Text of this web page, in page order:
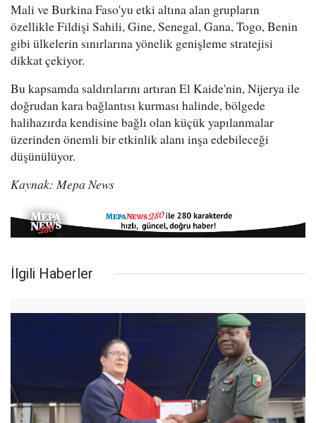
Mali ve Burkina Faso'yu etki altına alan grupların
özellikle Fildişi Sahili, Gine, Senegal, Gana, Togo, Benin
gibi ülkelerin sınırlarına yönelik genişleme stratejisi
dikkat çekiyor.
Bu kapsamda saldırılarını artıran El Kaide'nin, Nijerya ile
doğrudan kara bağlantısı kurması halinde, bölgede
halihazırda kendisine bağlı olan küçük yapılanmalar
üzerinden önemli bir etkinlik alanı inşa edebileceği
düşünülüyor.
Kaynak: Mepa News
İlgili Haberler